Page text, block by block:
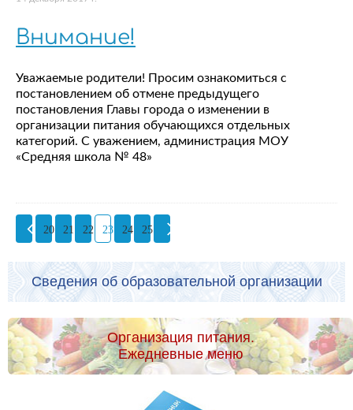
Внимание!
Уважаемые родители! Просим ознакомиться с
постановлением об отмене предыдущего
постановления Главы города о изменении в
организации питания обучающихся отдельных
категорий. С уважением, администрация МОУ
«Средняя школа № 48»
20 21 22 23 24 25
Сведения об образовательной организации
Организация питания.
Ежедневные меню